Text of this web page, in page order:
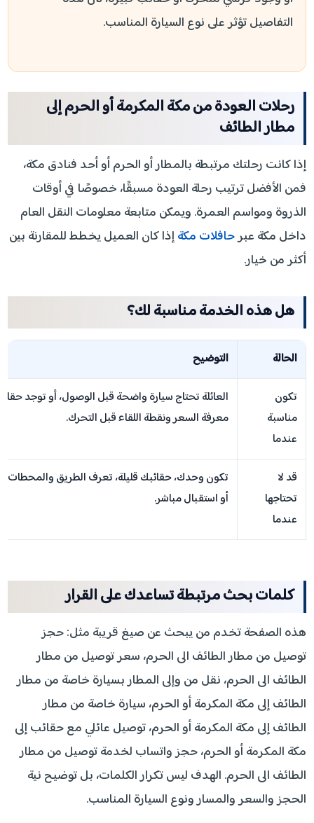
التفاصيل تؤثر على نوع السيارة المناسب.
رحلات العودة من مكة المكرمة أو الحرم إلى
مطار الطائف
إذا كانت رحلتك مرتبطة بالمطار أو الحرم أو أحد فنادق مكة،
فمن الأفضل ترتيب رحلة العودة مسبقًا، خصوصًا في أوقات
الذروة ومواسم العمرة. ويمكن متابعة معلومات النقل العام
داخل مكة عبرحافلات مكةإذا كان العميل يخطط للمقارنة بين
أكثر من خيار.
هل هذه الخدمة مناسبة لك؟
الحالة التوضيح
تكون
مناسبة
عندما
العائلة تحتاج سيارة واضحة قبل الوصول، أو توجد
معرفة السعر ونقطة اللقاء قبل التحرك.
قد لا
تحتاجها
عندما
تكون وحدك، حقائبك قليلة، تعرف الطريق والمحطات
أو استقبال مباشر.
كلمات بحث مرتبطة تساعدك على القرار
هذه الصفحة تخدم من يبحث عن صيغ قريبة مثل: حجز
توصيل من مطار الطائف الى الحرم، سعر توصيل من مطار
الطائف الى الحرم، نقل من وإلى المطار بسيارة خاصة من مطار
الطائف إلى مكة المكرمة أو الحرم، سيارة خاصة من مطار
الطائف إلى مكة المكرمة أو الحرم، توصيل عائلي مع حقائب إلى
مكة المكرمة أو الحرم، حجز واتساب لخدمة توصيل من مطار
الطائف الى الحرم. الهدف ليس تكرار الكلمات، بل توضيح نية
الحجز والسعر والمسار ونوع السيارة المناسب.